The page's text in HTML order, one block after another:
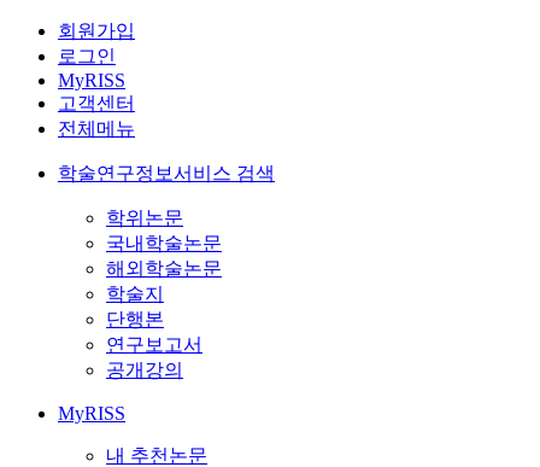
회원가입
로그인
MyRISS
고객센터
전체메뉴
학술연구정보서비스 검색
학위논문
국내학술논문
해외학술논문
학술지
단행본
연구보고서
공개강의
MyRISS
내 추천논문